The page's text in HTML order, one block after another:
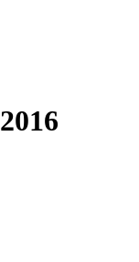
2016